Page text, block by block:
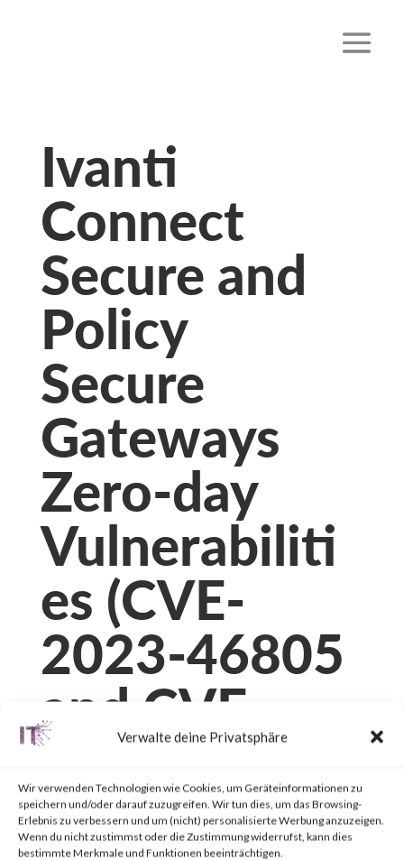
Verwalte deine Privatsphäre
Wir verwenden Technologien wie Cookies, um Geräteinformationen zu
speichern und/oder darauf zuzugreifen. Wir tun dies, um das Browsing-
Erlebnis zu verbessern und um (nicht) personalisierte Werbung anzuzeigen.
Wenn du nicht zustimmst oder die Zustimmung widerrufst, kann dies
bestimmte Merkmale und Funktionen beeinträchtigen.
Ivanti
Connect
Secure and
Policy
Secure
Gateways
Zero-day
Vulnerabiliti
es (CVE-
2023-46805
and CVE-
2024-21887)
von 1. Feb. 2024 |Unkategorisiert | 0 Kommentare